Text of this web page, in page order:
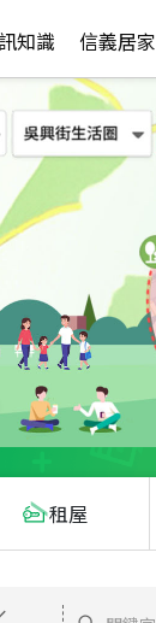
知識 信義居家
租屋